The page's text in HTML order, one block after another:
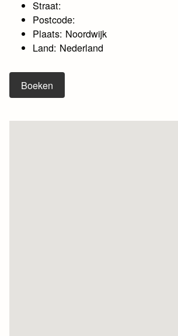
Straat:
Postcode:
Plaats: Noordwijk
Land: Nederland
Boeken